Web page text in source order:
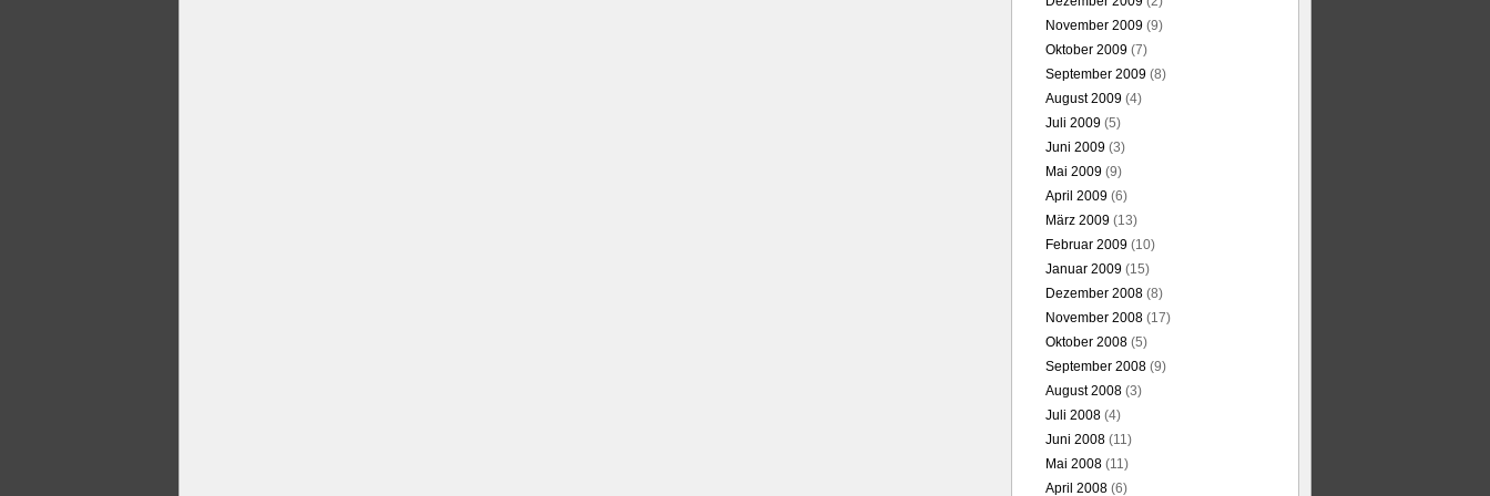
November 2009 (9)
Oktober 2009 (7)
September 2009 (8)
August 2009 (4)
Juli 2009 (5)
Juni 2009 (3)
Mai 2009 (9)
April 2009 (6)
März 2009 (13)
Februar 2009 (10)
Januar 2009 (15)
Dezember 2008 (8)
November 2008 (17)
Oktober 2008 (5)
September 2008 (9)
August 2008 (3)
Juli 2008 (4)
Juni 2008 (11)
Mai 2008 (11)
April 2008 (6)